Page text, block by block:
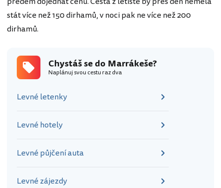
stát více než 150 dirhamů, v noci pak ne více než 200
dirhamů.
Chystáš se do Marrákeše?
Naplánuj svou cestu raz dva
Levné letenky
Levné hotely
Levné půjčení auta
Levné zájezdy